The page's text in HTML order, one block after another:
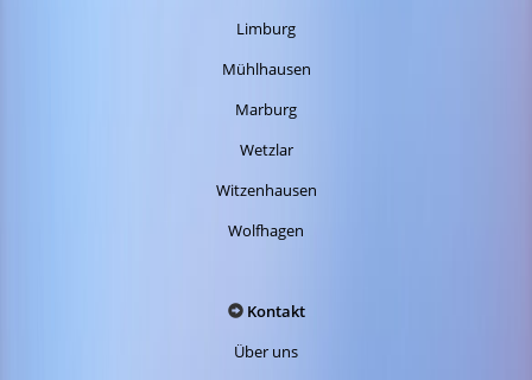
Limburg
Mühlhausen
Marburg
Wetzlar
Witzenhausen
Wolfhagen
Kontakt
Über uns